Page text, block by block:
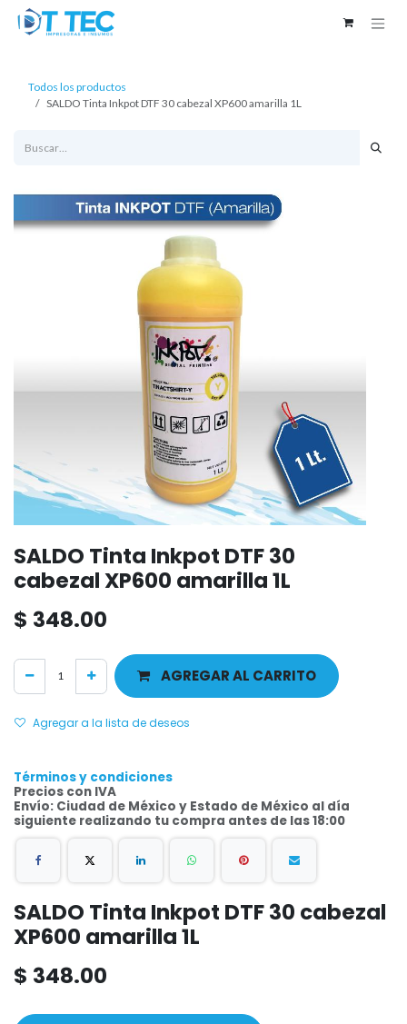
Ir al contenido
Todos los productos
SALDO Tinta Inkpot DTF 30 cabezal XP600 amarilla 1L
SALDO Tinta Inkpot DTF 30
cabezal XP600 amarilla 1L
$ 348.00
AGREGAR AL CARRITO
Agregar a la lista de deseos
Términos y condiciones
Precios con IVA
Envío: Ciudad de México y Estado de México al día
siguiente realizando tu compra antes de las 18:00
SALDO Tinta Inkpot DTF 30 cabezal
XP600 amarilla 1L
$ 348.00